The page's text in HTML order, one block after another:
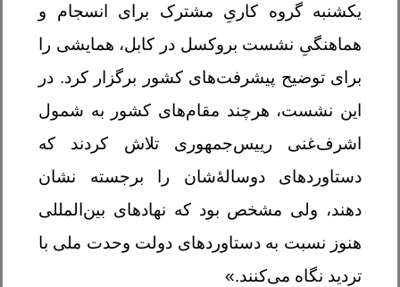
یکشنبه گروه کاریِ مشترک برای انسجام و
هماهنگیِ نشست بروکسل در کابل، همایشی را
برای توضیح پیشرفت‌های کشور برگزار کرد. در
این نشست، هرچند مقام‌های کشور به شمول
اشرف‌غنی رییس‌جمهوری تلاش کردند که
دستاوردهای دوسالۀشان را برجسته نشان
دهند، ولی مشخص بود که نهادهای بین‌المللی
هنوز نسبت به دستاوردهای دولت وحدت ملی با
تردید نگاه می‌کنند.»